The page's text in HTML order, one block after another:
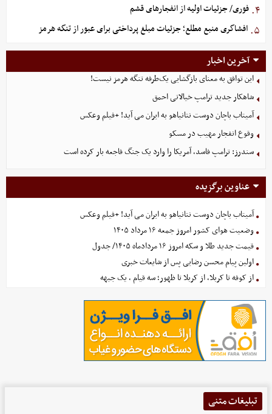
۴. فوری/ جزئیات اولیه از انفجارهای قشم
۵. افشاگری منبع مطلع؛ جزئیات مبلغ پرداختی برای عبور از تنگه هرمز
آخرین اخبار
این توافق به معنای بازگشایی یک‌طرفه تنگه هرمز نیست!
شاهکار جدید ترامپ خیالاتی احمق
آمیتاب باچان دوست نتانیاهو به ایران می آید! +فیلم وعکس
وقوع انفجار مهیب در مسکو
سندرز: ترامپ فاسد، آمریکا را وارد یک جنگ فاجعه بار کرده است
عناوین برگزیده
آمیتاب باچان دوست نتانیاهو به ایران می آید! +فیلم وعکس
وضعیت هوای کشور امروز جمعه ۱۶ مرداد ۱۴۰۵
قیمت جدید طلا و سکه امروز ۱۶ مردادماه ۱۴۰۵/ جدول
اولین پیام محسن رضایی پس از شایعات خبری
از کوفه تا کربلا، از کربلا تا ظهور؛ سه قیام ، یک جبهه
تبلیغات متنی